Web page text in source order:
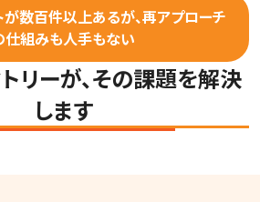
が数百件以上あるが、再アプローチ
仕組みも人手もない
リーが、その課題を解決
します